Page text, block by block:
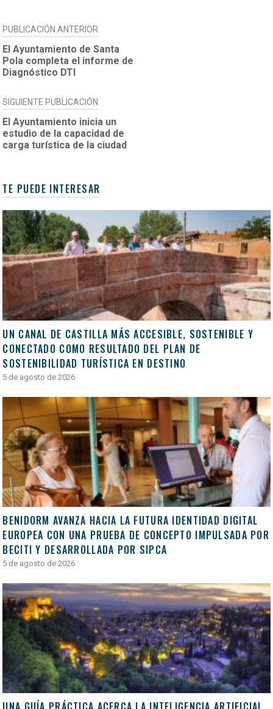
NAVEGACIÓN
DE
ENTRADAS
PUBLICACIÓN ANTERIOR
El Ayuntamiento de Santa
Pola completa el informe de
Diagnóstico DTI
SIGUIENTE PUBLICACIÓN
El Ayuntamiento inicia un
estudio de la capacidad de
carga turística de la ciudad
TE PUEDE INTERESAR
UN CANAL DE CASTILLA MÁS ACCESIBLE, SOSTENIBLE Y
CONECTADO COMO RESULTADO DEL PLAN DE
SOSTENIBILIDAD TURÍSTICA EN DESTINO
5 de agosto de 2026
BENIDORM AVANZA HACIA LA FUTURA IDENTIDAD DIGITAL
EUROPEA CON UNA PRUEBA DE CONCEPTO IMPULSADA POR
BECITI Y DESARROLLADA POR SIPCA
5 de agosto de 2026